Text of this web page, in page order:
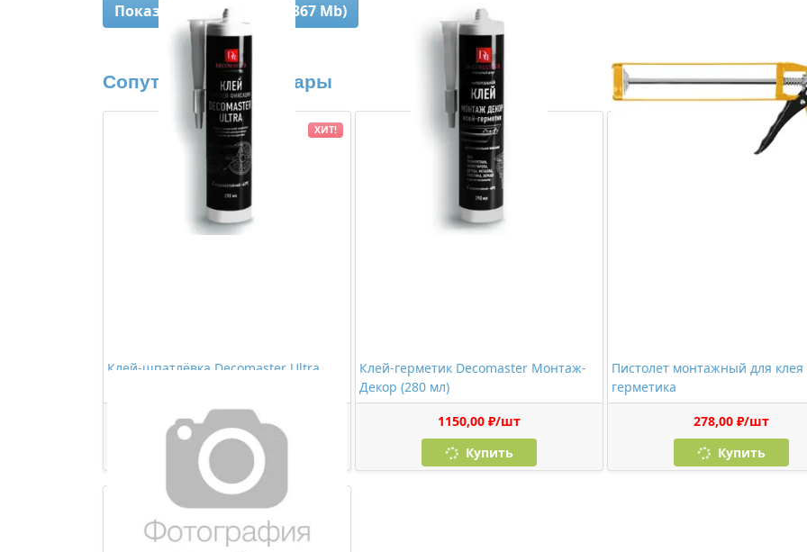
Показать 3D-модель (4,367 Mb)
Сопутствующие товары
Клей-шпатлёвка Decomaster Ultra
473,00 ₽/шт
Купить
ХИТ!
Клей-герметик Decomaster Монтаж-
Декор (280 мл)
1150,00 ₽/шт
Купить
Пистолет монтажный для клея
герметика
278,00 ₽/шт
Купить